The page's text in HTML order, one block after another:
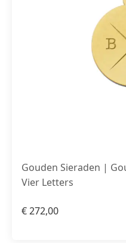
Gouden Sieraden |
Vier Letters
€272,00